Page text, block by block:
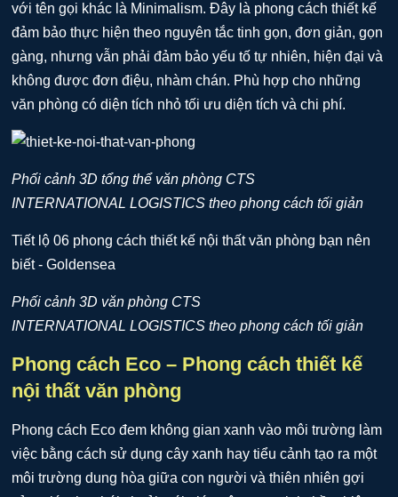
với tên gọi khác là Minimalism. Đây là phong cách thiết kế
đảm bảo thực hiện theo nguyên tắc tinh gọn, đơn giản, gọn
gàng, nhưng vẫn phải đảm bảo yếu tố tự nhiên, hiện đại và
không được đơn điệu, nhàm chán. Phù hợp cho những
văn phòng có diện tích nhỏ tối ưu diện tích và chi phí.
Phối cảnh 3D tổng thể văn phòng CTS
INTERNATIONAL LOGISTICS theo phong cách tối giản
Phối cảnh 3D văn phòng CTS
INTERNATIONAL LOGISTICS theo phong cách tối giản
Phong cách Eco – Phong cách thiết kế
nội thất văn phòng
Phong cách Eco đem không gian xanh vào môi trường làm
việc bằng cách sử dụng cây xanh hay tiểu cảnh tạo ra một
môi trường dung hòa giữa con người và thiên nhiên gợi